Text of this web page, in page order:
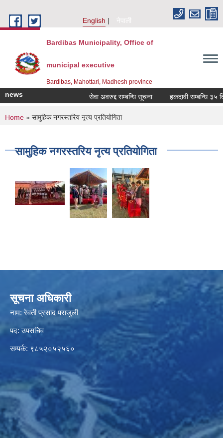
English
नेपाली
Bardibas Municipality, Office of
municipal executive
Bardibas, Mahottari, Madhesh province
news सेवा अवरुद्द सम्बन्धि सूचना हकदावी सम्बन्धि ३५
You are here
Home » सामुहिक नगरस्तरिय नृत्य प्रतियोगिता
सामुहिक नगरस्तरिय नृत्य प्रतियोगिता
सूचना अधिकारी
नाम: रेवती प्रसाद पराजुली
पद: उपसचिव
सम्पर्क: ९८५२०५२५६०